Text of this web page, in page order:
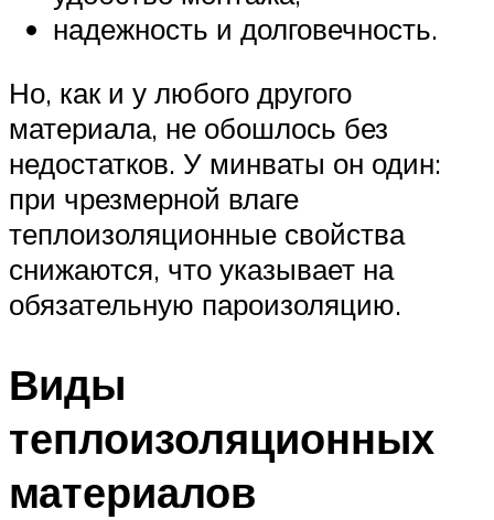
надежность и долговечность.
Но, как и у любого другого
материала, не обошлось без
недостатков. У минваты он один:
при чрезмерной влаге
теплоизоляционные свойства
снижаются, что указывает на
обязательную пароизоляцию.
Виды
теплоизоляционных
материалов